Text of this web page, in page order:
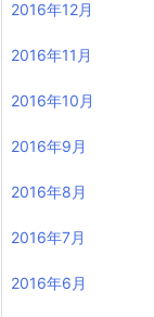
2016年12月
2016年11月
2016年10月
2016年9月
2016年8月
2016年7月
2016年6月